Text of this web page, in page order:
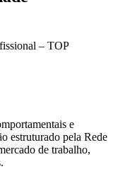
e
estruturado pela Rede
de trabalho,